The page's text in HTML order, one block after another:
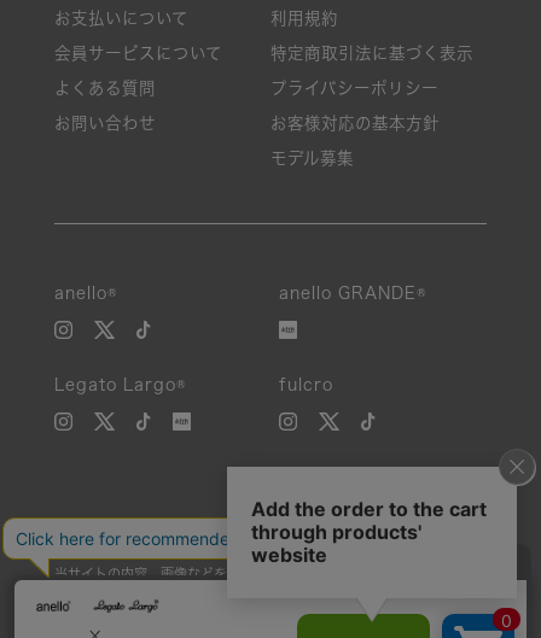
お支払いについて
会員サービスについて
よくある質問
お問い合わせ
利用規約
特定商取引法に基づく表示
プライバシーポリシー
お客様対応の基本方針
モデル募集
anello® anello GRANDE®
Legato Largo® fulcro
当サイトの内容、画像などを無断で複製、転載、第三者への譲渡などを
Unauthorized reproduction, duplication, or redistribution of any